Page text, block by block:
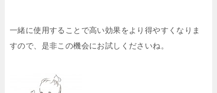
一緒に使用することで高い効果をより得やすくなりま
すので、是非この機会にお試しくださいね。